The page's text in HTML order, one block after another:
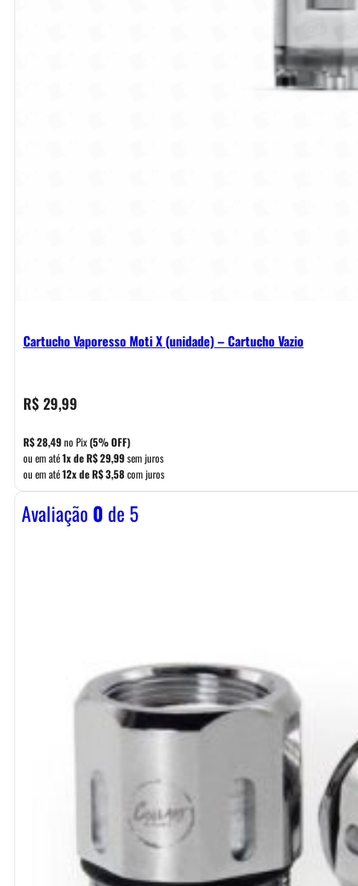
Cartucho Vaporesso Moti X (unidade) – Cartucho Vazio
R$29,99
R$28,49no Pix(5% OFF)
ou em até1x deR$29,99sem juros
ou em até12x deR$3,58com juros
Avaliação0 de 5